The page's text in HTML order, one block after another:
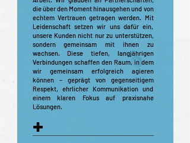
die über den Moment hinausgehen und von
echtem Vertrauen getragen werden. Mit
Leidenschaft setzen wir uns dafür ein,
unsere Kunden nicht nur zu unterstützen,
sondern gemeinsam mit ihnen zu
wachsen. Diese tiefen, langjährigen
Verbindungen schaffen den Raum, in dem
wir gemeinsam erfolgreich agieren
können – geprägt von gegenseitigem
Respekt, ehrlicher Kommunikation und
einem klaren Fokus auf praxisnahe
Lösungen.
+